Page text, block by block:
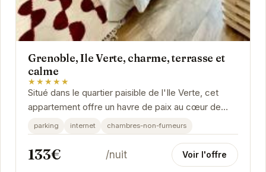
Grenoble, Ile Verte, charme, terrasse et
calme
★★★★★
Situé dans le quartier paisible de l'Ile Verte, cet
appartement offre un havre de paix au cœur de
Grenoble. Avec sa terrasse privée, vous pourrez...
parking internet chambres-non-fumeurs
133€ /nuit Voir l'offre